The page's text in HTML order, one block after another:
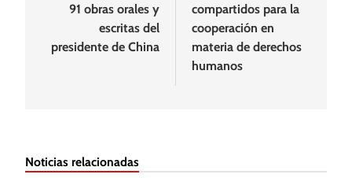
91 obras orales y
escritas del
presidente de China
compartidos para la
cooperación en
materia de derechos
humanos
Noticias relacionadas